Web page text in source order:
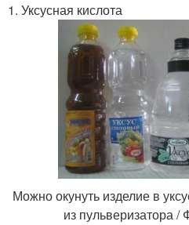
1. Уксусная кислота
Можно окунуть изделие в
из пульверизатора /